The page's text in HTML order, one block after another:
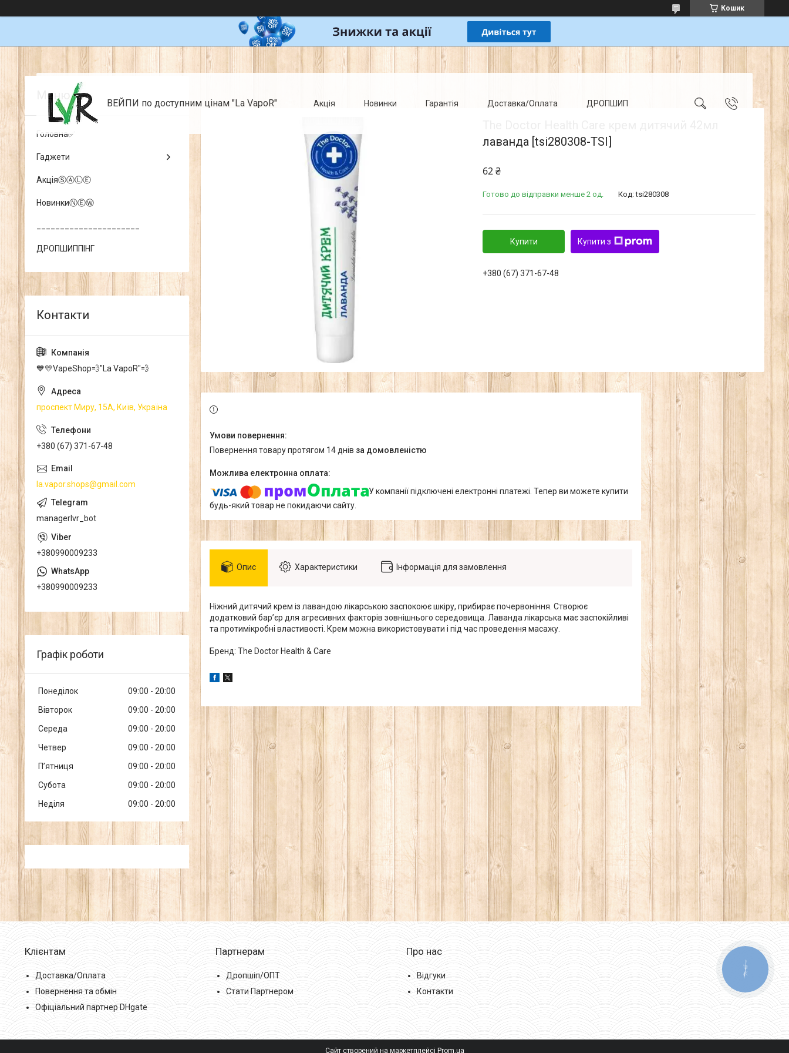
Кошик
ВЕЙПИ по доступним цінам "La VapoR" Акція Новинки Гарантія Доставка/Оплата ДРОПШИП
лаванда [tsi280308-TSI]
62 ₴
Готово до відправки менше 2 од. Код:tsi280308
Купити Купити з
+380 (67) 371-67-48
повернення товару протягом 14 днів за домовленістю
У компанії підключені електронні платежі. Тепер ви можете купити
будь-який товар не покидаючи сайту.
Опис Характеристики Інформація для замовлення
Ніжний дитячий крем із лавандою лікарською заспокоює шкіру, прибирає почервоніння. Створює
додатковий барʼєр для агресивних факторів зовнішнього середовища. Лаванда лікарська має заспокійливі
та протимікробні властивості. Крем можна використовувати і під час проведення масажу.
Бренд: The Doctor Health & Care
Головна✅
Гаджети
АкціяⓈⒶⓁⒺ
НовинкиⓃⒺⓌ
ДРОПШИППІНГ
💙💛VapeShop💨"La VapoR"💨
проспект Миру, 15А, Київ, Україна
+380 (67) 371-67-48
la.vapor.shops@gmail.com
managerlvr_bot
+380990009233
+380990009233
Графік роботи
Понеділок 09:00
20:00
Вівторок
09:00
20:00
Середа
09:00
20:00
Четвер
09:00
20:00
Пʼятниця
09:00
20:00
Субота
09:00
20:00
Неділя
09:00 20:00
Клієнтам
Доставка/Оплата
Повернення та обмін
Офіціальний партнер DHgate
Партнерам
Дропшіп/ОПТ
Стати Партнером
Про нас
Відгуки
Контакти
Сайт створений на маркетплейсі Prom.ua
КНОПКА
ЗВ'ЯЗКУ